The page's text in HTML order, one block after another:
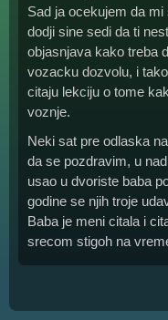
Sad ja ocekujem da
dodji sine sedi da ti
objasnjava kako treba
vozacku dozvolu, i
citaju lekciju o tome
voznje.
Neki sat pre odlaska
da se pozdravim, u
usao u dvoriste baba
godine se njih troje
Baba je meni citala i
srecom stigoh na